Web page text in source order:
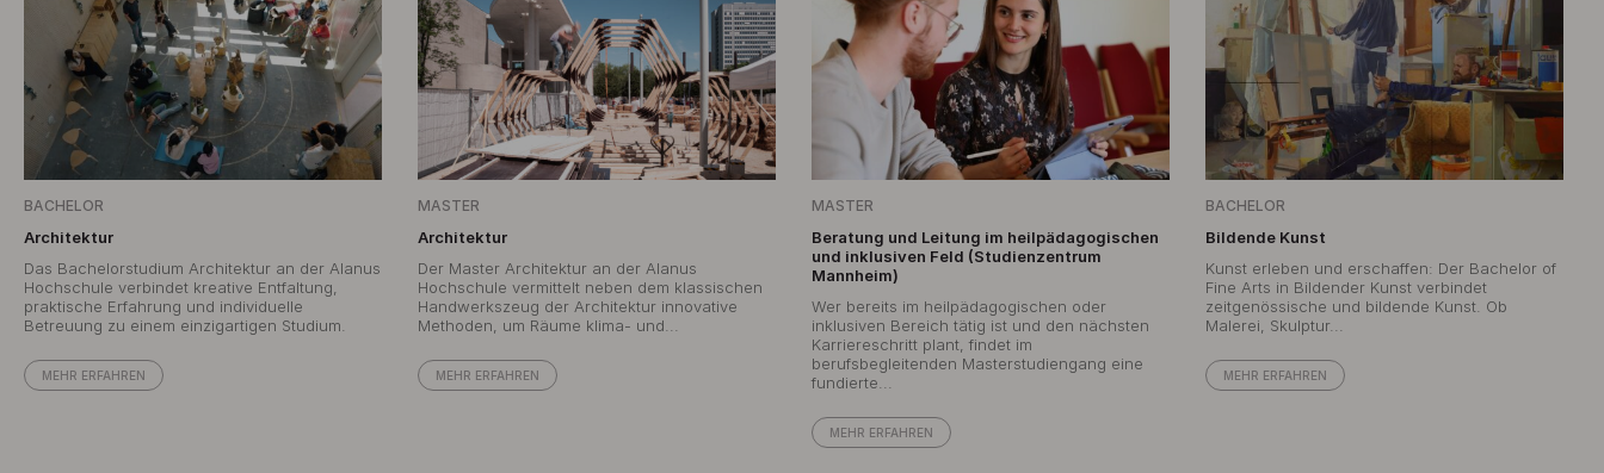
BACHELOR
Architektur
Das Bachelorstudium Architektur an der Alanus
Hochschule verbindet kreative Entfaltung,
praktische Erfahrung und individuelle
Betreuung zu einem einzigartigen Studium.
MEHR ERFAHREN
MASTER
Architektur
Der Master Architektur an der Alanus
Hochschule vermittelt neben dem klassischen
Handwerkszeug der Architektur innovative
Methoden, um Räume klima- und...
MEHR ERFAHREN
MASTER
Beratung und Leitung im heilpädagogischen
und inklusiven Feld (Studienzentrum
Mannheim)
Wer bereits im heilpädagogischen oder
inklusiven Bereich tätig ist und den nächsten
Karriereschritt plant, findet im
berufsbegleitenden Masterstudiengang eine
fundierte...
MEHR ERFAHREN
BACHELOR
Bildende Kunst
Kunst erleben und erschaffen: Der Bachelor of
Fine Arts in Bildender Kunst verbindet
zeitgenössische und bildende Kunst. Ob
Malerei, Skulptur...
MEHR ERFAHREN